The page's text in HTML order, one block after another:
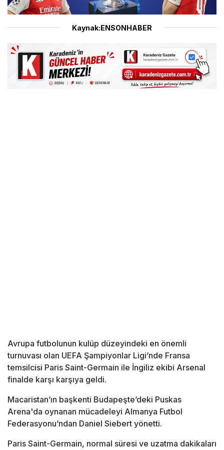
Kaynak:ENSONHABER
Avrupa futbolunun kulüp düzeyindeki en önemli
turnuvası olan UEFA Şampiyonlar Ligi’nde Fransa
temsilcisi Paris Saint-Germain ile İngiliz ekibi Arsenal
finalde karşı karşıya geldi.
Macaristan’ın başkenti Budapeşte’deki Puskas
Arena'da oynanan mücadeleyi Almanya Futbol
Federasyonu’ndan Daniel Siebert yönetti.
Paris Saint-Germain, normal süresi ve uzatma dakikaları